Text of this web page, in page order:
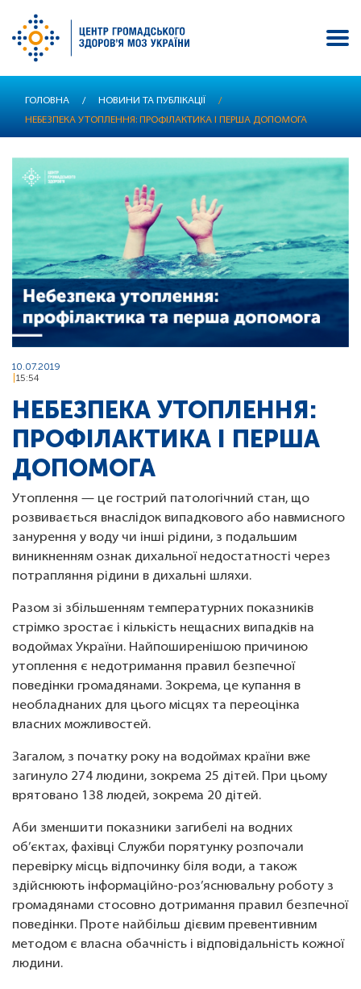
основного
ГОЛОВНА / НОВИНИ ТА ПУБЛІКАЦІЇ
/
НЕБЕЗПЕКА УТОПЛЕННЯ: ПРОФІЛАКТИКА І ПЕРША ДОПОМОГА
10.07.2019
15:54
НЕБЕЗПЕКА УТОПЛЕННЯ:
ПРОФІЛАКТИКА І ПЕРША
ДОПОМОГА
Утоплення — це гострий патологічний стан, що
розвивається внаслідок випадкового або навмисного
занурення у воду чи інші рідини, з подальшим
виникненням ознак дихальної недостатності через
потрапляння рідини в дихальні шляхи.
Разом зі збільшенням температурних показників
стрімко зростає і кількість нещасних випадків на
водоймах України. Найпоширенішою причиною
утоплення є недотримання правил безпечної
поведінки громадянами. Зокрема, це купання в
необладнаних для цього місцях та переоцінка
власних можливостей.
Загалом, з початку року на водоймах країни вже
загинуло 274 людини, зокрема 25 дітей. При цьому
врятовано 138 людей, зокрема 20 дітей.
Аби зменшити показники загибелі на водних
об’єктах, фахівці Служби порятунку розпочали
перевірку місць відпочинку біля води, а також
здійснюють інформаційно-роз’яснювальну роботу з
громадянами стосовно дотримання правил безпечної
поведінки. Проте найбільш дієвим превентивним
методом є власна обачність і відповідальність кожної
людини.